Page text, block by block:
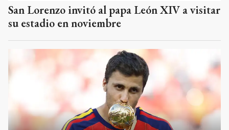
San Lorenzo invitó al papa León XIV a visitar
su estadio en noviembre